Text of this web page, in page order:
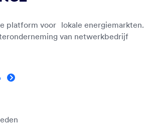
platform voor lokale energiemarkten.
van netwerkbedrijf